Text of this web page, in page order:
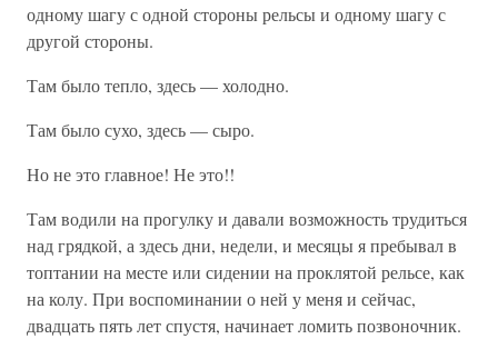
одному шагу с одной стороны рельсы и одному шагу с
другой стороны.
Там было тепло, здесь — холодно.
Там было сухо, здесь — сыро.
Но не это главное! Не это!!
Там водили на прогулку и давали возможность трудиться
над грядкой, а здесь дни, недели, и месяцы я пребывал в
топтании на месте или сидении на проклятой рельсе, как
на колу. При воспоминании о ней у меня и сейчас,
двадцать пять лет спустя, начинает ломить позвоночник.